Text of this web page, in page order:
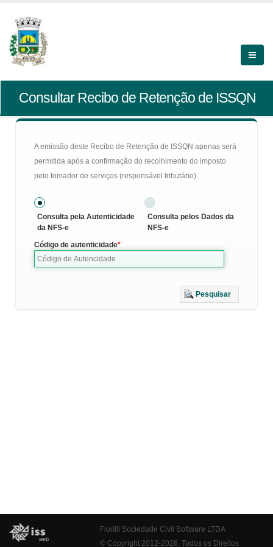
Consultar Recibo de Retenção de ISSQN
A emissão deste Recibo de Retenção de ISSQN apenas será
permitida após a confirmação do recolhimento do imposto
pelo tomador de serviços (responsável tributário).
Consulta pela Autenticidade
da NFS-e
Consulta pelos Dados da
NFS-e
Código de autenticidade
Pesquisar
Fiorilli Sociedade Civil Software LTDA
© Copyright 2012-2026. Todos os Direitos